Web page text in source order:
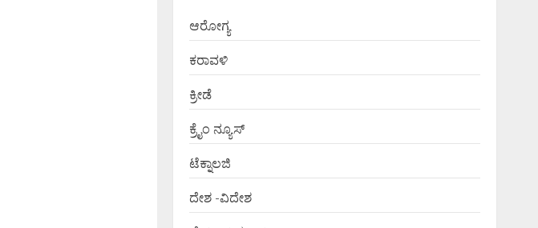
ಆರೋಗ್ಯ
ಕರಾವಳಿ
ಕ್ರೀಡೆ
ಕ್ರೈಂ ನ್ಯೂಸ್
ಟೆಕ್ನಾಲಜಿ
ದೇಶ -ವಿದೇಶ